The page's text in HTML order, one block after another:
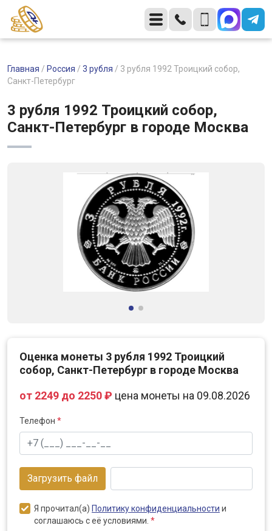
Главная / Россия / 3 рубля / 3 рубля 1992 Троицкий собор,
Санкт-Петербург
3 рубля 1992 Троицкий собор,
Санкт-Петербург в городе Москва
Оценка монеты 3 рубля 1992 Троицкий
собор, Санкт-Петербург в городе Москва
от 2249 до 2250 ₽ цена монеты на 09.08.2026
Телефон *
Загрузить файл
Я прочитал(а) Политику конфиденциальности и
соглашаюсь с её условиями. *